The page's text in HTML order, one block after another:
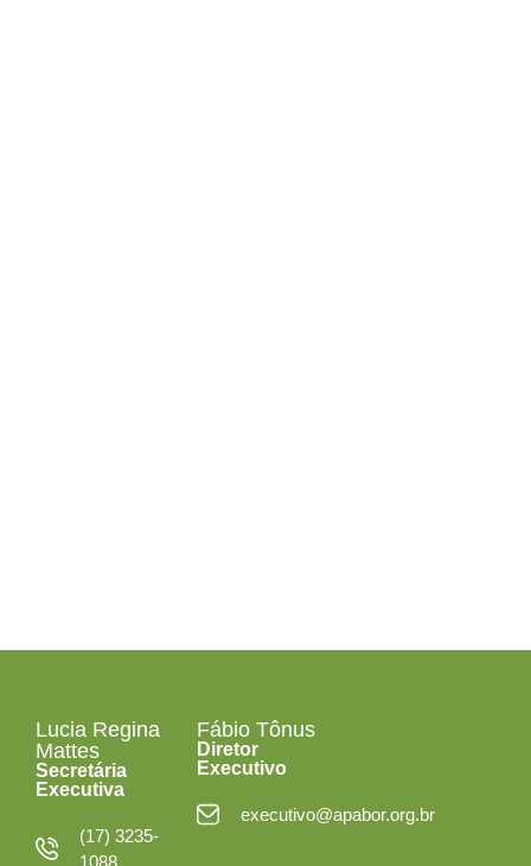
Lucia Regina
Mattes
Secretária
Executiva
(17) 3235-
1088
Fábio Tônus
Diretor
Executivo
executivo@apabor.org.br